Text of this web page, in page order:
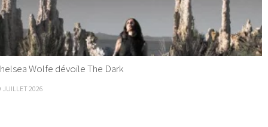
Wolfe dévoile The Dark
JUILLET 2026